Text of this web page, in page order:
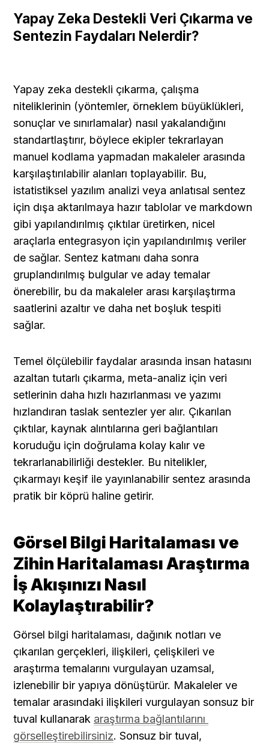
Yapay Zeka Destekli Veri Çıkarma ve
Sentezin Faydaları Nelerdir?
Yapay zeka destekli çıkarma, çalışma
niteliklerinin (yöntemler, örneklem büyüklükleri,
sonuçlar ve sınırlamalar) nasıl yakalandığını
standartlaştırır, böylece ekipler tekrarlayan
manuel kodlama yapmadan makaleler arasında
karşılaştırılabilir alanları toplayabilir. Bu,
istatistiksel yazılım analizi veya anlatısal sentez
için dışa aktarılmaya hazır tablolar ve markdown
gibi yapılandırılmış çıktılar üretirken, nicel
araçlarla entegrasyon için yapılandırılmış veriler
de sağlar. Sentez katmanı daha sonra
gruplandırılmış bulgular ve aday temalar
önerebilir, bu da makaleler arası karşılaştırma
saatlerini azaltır ve daha net boşluk tespiti
sağlar.
Temel ölçülebilir faydalar arasında insan hatasını
azaltan tutarlı çıkarma, meta-analiz için veri
setlerinin daha hızlı hazırlanması ve yazımı
hızlandıran taslak sentezler yer alır. Çıkarılan
çıktılar, kaynak alıntılarına geri bağlantıları
koruduğu için doğrulama kolay kalır ve
tekrarlanabilirliği destekler. Bu nitelikler,
çıkarmayı keşif ile yayınlanabilir sentez arasında
pratik bir köprü haline getirir.
Görsel Bilgi Haritalaması ve
Zihin Haritalaması Araştırma
İş Akışınızı Nasıl
Kolaylaştırabilir?
Görsel bilgi haritalaması, dağınık notları ve
çıkarılan gerçekleri, ilişkileri, çelişkileri ve
araştırma temalarını vurgulayan uzamsal,
izlenebilir bir yapıya dönüştürür. Makaleler ve
temalar arasındaki ilişkileri vurgulayan sonsuz bir
tuval kullanarak araştırma bağlantılarını
görselleştirebilirsiniz. Sonsuz bir tuval,